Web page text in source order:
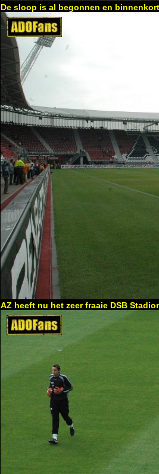
De sloop is al begonnen en
AZ heeft nu het zeer fraaie DSB